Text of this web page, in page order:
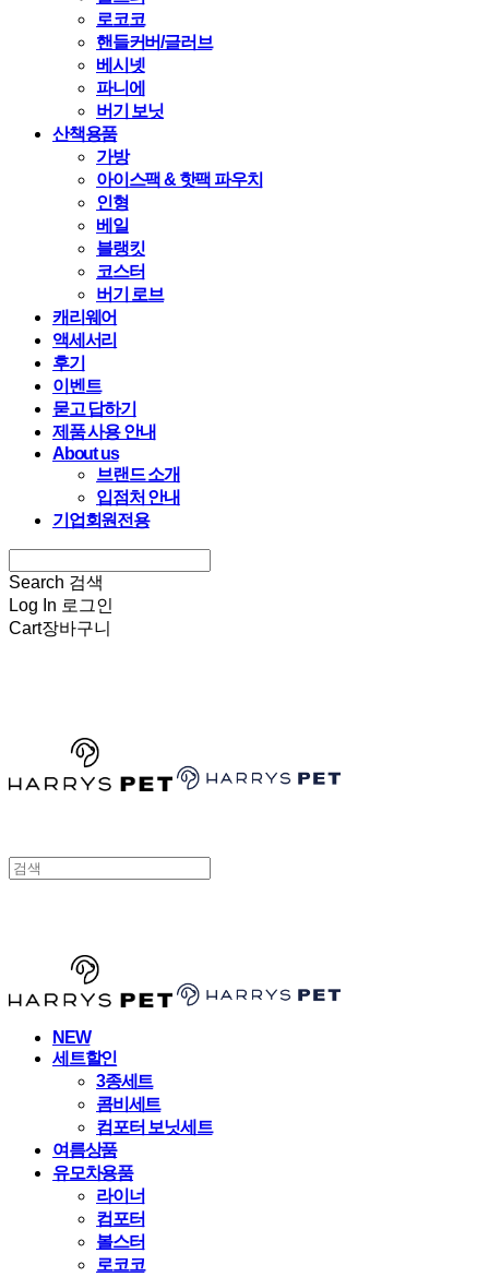
로코코
핸들커버/글러브
베시넷
파니에
버기 보닛
산책용품
가방
아이스팩 & 핫팩 파우치
인형
베일
블랭킷
코스터
버기 로브
캐리웨어
액세서리
후기
이벤트
묻고 답하기
제품 사용 안내
About us
브랜드 소개
입점처 안내
기업회원전용
Search 검색
Log In 로그인
Cart장바구니
NEW
세트할인
3종세트
콤비세트
컴포터 보닛세트
여름상품
유모차용품
라이너
컴포터
볼스터
로코코